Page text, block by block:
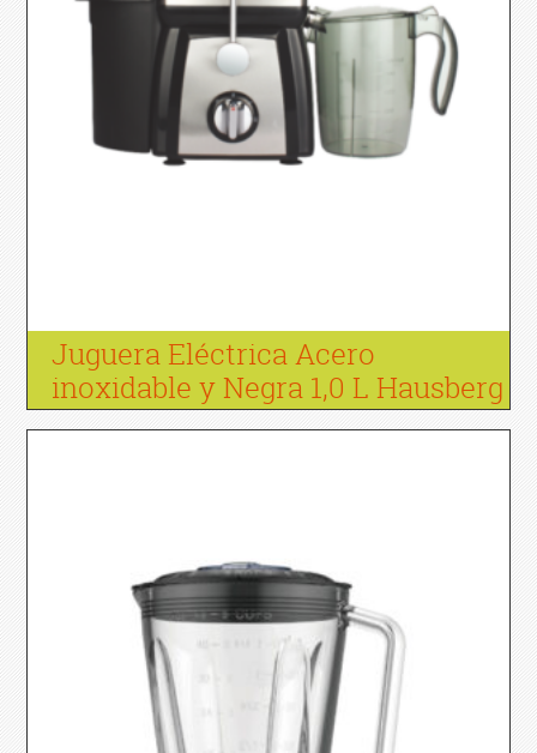
Juguera Eléctrica Acero
inoxidable y Negra 1,0 L Hausberg